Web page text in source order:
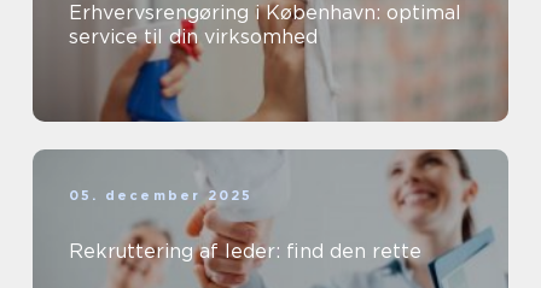
Erhvervsrengøring i København: optimal
service til din virksomhed
05. december 2025
Rekruttering af leder: find den rette